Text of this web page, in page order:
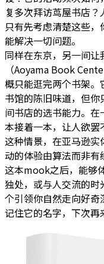
复多次拜访茑屋书店
只有先考虑清楚这些
能解决一切问题。
同样在东京，另一间
（Aoyama Book
概只能逛完两个书架
书馆的陈旧味道，但
间书店的选书能力。
本接着一本，让人欲罢
这种情景，在亚马逊
动的体验由算法而非
这本mook之后，能够
独处，或与人交流的
个引领你自然走向好奇
记住它的名字，下次再